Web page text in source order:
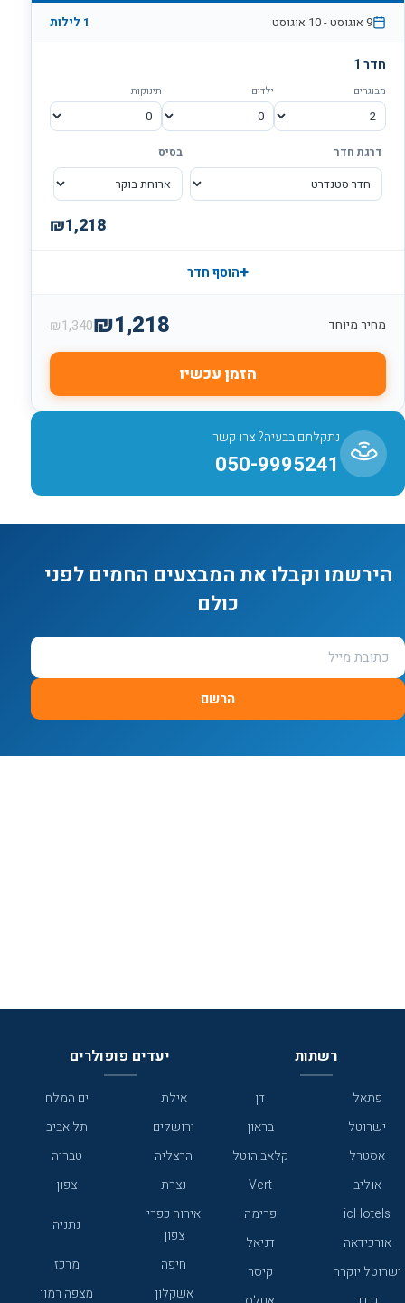
9 אוגוסט -10 אוגוסט 1 לילות
חדר 1
מבוגרים ילדים תינוקות
דרגת חדר בסיס
₪1,218
+הוסף חדר
מחיר מיוחד ₪1,218
₪1,340
הזמן עכשיו
נתקלתם בבעיה? צרו קשר
050-9995241
הירשמו וקבלו את המבצעים החמים לפני
כולם
הרשם
רשתות
פתאל
דן
ישרוטל
בראון
אסטרל
קלאב הוטל
אוליב
Vert
icHotels
פרימה
אורכידאה
דניאל
ישרוטל יוקרה
קיסר
יעדים פופולרים
אילת
ים המלח
ירושלים
תל אביב
הרצליה
טבריה
נצרת
צפון
אירוח כפרי
צפון
נתניה
חיפה
מרכז
אשקלון
מצפה רמון